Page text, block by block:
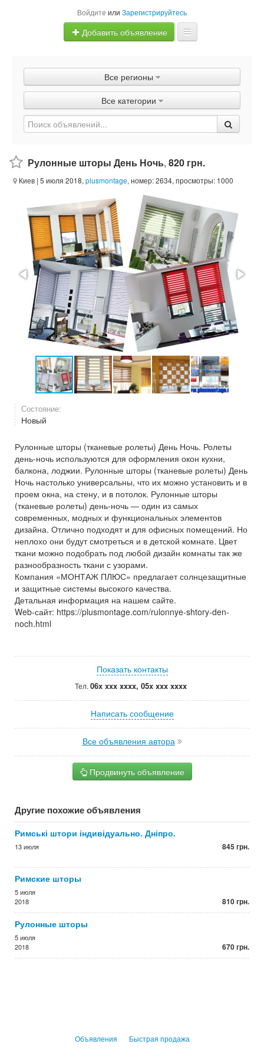
Войдите или Зарегистрируйтесь
Добавить объявление
Объявления
Быстрая продажа
Все регионы
Все категории
Рулонные шторы День Ночь, 820 грн.
Киев | 5 июля 2018, plusmontage, номер: 2634, просмотры: 1000
Состояние:
Новый
Рулонные шторы (тканевые ролеты) День Ночь. Ролеты
день-ночь используются для оформления окон кухни,
балкона, лоджии. Рулонные шторы (тканевые ролеты) День
Ночь настолько универсальны, что их можно установить и в
проем окна, на стену, и в потолок. Рулонные шторы
(тканевые ролеты) день-ночь — один из самых
современных, модных и функциональных элементов
дизайна. Отлично подходят и для офисных помещений. Но
неплохо они будут смотреться и в детской комнате. Цвет
ткани можно подобрать под любой дизайн комнаты так же
разнообразность ткани с узорами.
Компания «МОНТАЖ ПЛЮС» предлагает солнцезащитные
и защитные системы высокого качества.
Детальная информация на нашем сайте.
Web-сайт: https://plusmontage.com/rulonnye-shtory-den-
noch.html
Показать контакты
Тел. 06x xxx xxxx, 05x xxx xxxx
Написать сообщение
Все объявления автора
Продвинуть объявление
Другие похожие объявления
Римські штори індивідуально. Дніпро.
13 июля 845 грн.
Римские шторы
5 июля
2018
810 грн.
Рулонные шторы
5 июля
2018
670 грн.
Объявления Быстрая продажа